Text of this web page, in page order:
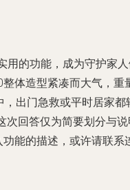
的功能，成为守护家
体造型紧凑而大气，重
出门急救或平时居家
回答仅为简要划分与
能的描述，或许请联系